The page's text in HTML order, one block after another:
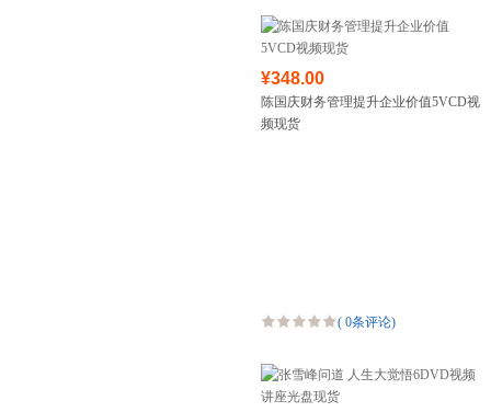
¥348.00
陈国庆财务管理提升企业价值5VCD视
频现货
( 0条评论)